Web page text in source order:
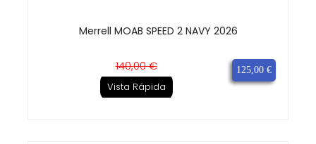
Merrell MOAB SPEED 2 NAVY 2026
Precio
base
140,00 €Precio 125,00 €
Vista Rápida